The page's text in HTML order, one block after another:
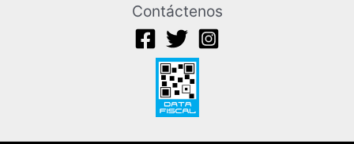
Contáctenos